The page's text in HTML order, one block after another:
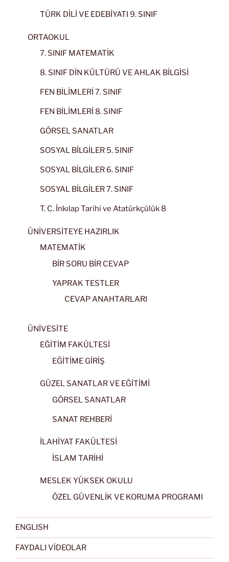
TÜRK DİLİ VE EDEBİYATI 9. SINIF
ORTAOKUL
7. SINIF MATEMATİK
8. SINIF DİN KÜLTÜRÜ VE AHLAK BİLGİSİ
FEN BİLİMLERİ 7. SINIF
FEN BİLİMLERİ 8. SINIF
GÖRSEL SANATLAR
SOSYAL BİLGİLER 5. SINIF
SOSYAL BİLGİLER 6. SINIF
SOSYAL BİLGİLER 7. SINIF
T. C. İnkılap Tarihi ve Atatürkçülük 8
ÜNİVERSİTEYE HAZIRLIK
MATEMATİK
BİR SORU BİR CEVAP
YAPRAK TESTLER
CEVAP ANAHTARLARI
ÜNİVESİTE
EĞİTİM FAKÜLTESİ
EĞİTİME GİRİŞ
GÜZEL SANATLAR VE EĞİTİMİ
GÖRSEL SANATLAR
SANAT REHBERİ
İLAHİYAT FAKÜLTESİ
İSLAM TARİHİ
MESLEK YÜKSEK OKULU
ÖZEL GÜVENLİK VE KORUMA PROGRAMI
ENGLISH
FAYDALI VİDEOLAR